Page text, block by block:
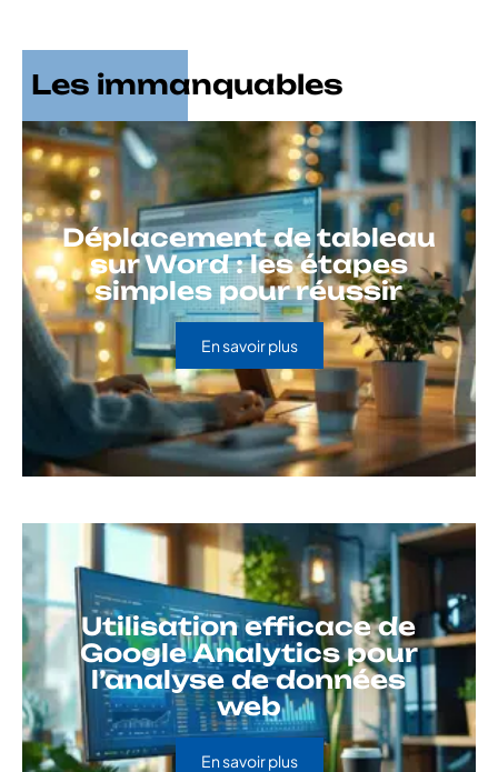
Les immanquables
Déplacement de tableau
sur Word : les étapes
simples pour réussir
En savoir plus
Utilisation efficace de
Google Analytics pour
l’analyse de données
web
En savoir plus